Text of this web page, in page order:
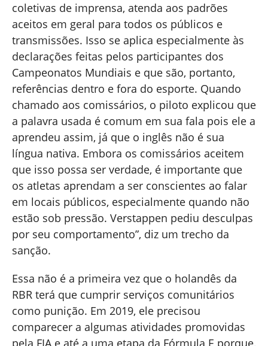
coletivas de imprensa, atenda aos padrões
aceitos em geral para todos os públicos e
transmissões. Isso se aplica especialmente às
declarações feitas pelos participantes dos
Campeonatos Mundiais e que são, portanto,
referências dentro e fora do esporte. Quando
chamado aos comissários, o piloto explicou que
a palavra usada é comum em sua fala pois ele a
aprendeu assim, já que o inglês não é sua
língua nativa. Embora os comissários aceitem
que isso possa ser verdade, é importante que
os atletas aprendam a ser conscientes ao falar
em locais públicos, especialmente quando não
estão sob pressão. Verstappen pediu desculpas
por seu comportamento”, diz um trecho da
sanção.
Essa não é a primeira vez que o holandês da
RBR terá que cumprir serviços comunitários
como punição. Em 2019, ele precisou
comparecer a algumas atividades promovidas
pela FIA e até a uma etapa da Fórmula E porque,